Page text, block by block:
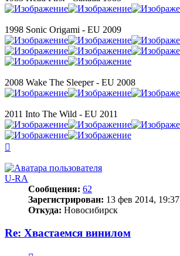
1998 Sonic Origami - EU 2009
2008 Wake The Sleeper - EU 2008
2011 Into The Wild - EU 2011
началу
U-RA
Сообщения: 62
Зарегистрирован: 13 фев 2014, 19:37
Откуда: Новосибирск
Re: Хвастаемся винилом